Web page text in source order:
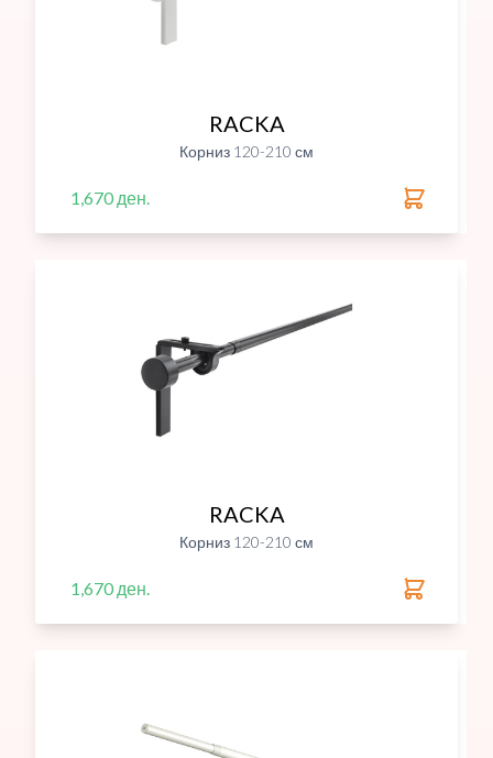
RACKA
Корниз 120-210 см
1,670 ден.
RACKA
Корниз 120-210 см
1,670 ден.